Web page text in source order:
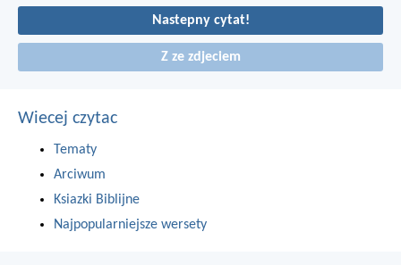
Nastepny cytat!
Z ze zdjeciem
Wiecej czytac
Tematy
Arciwum
Ksiazki Biblijne
Najpopularniejsze wersety